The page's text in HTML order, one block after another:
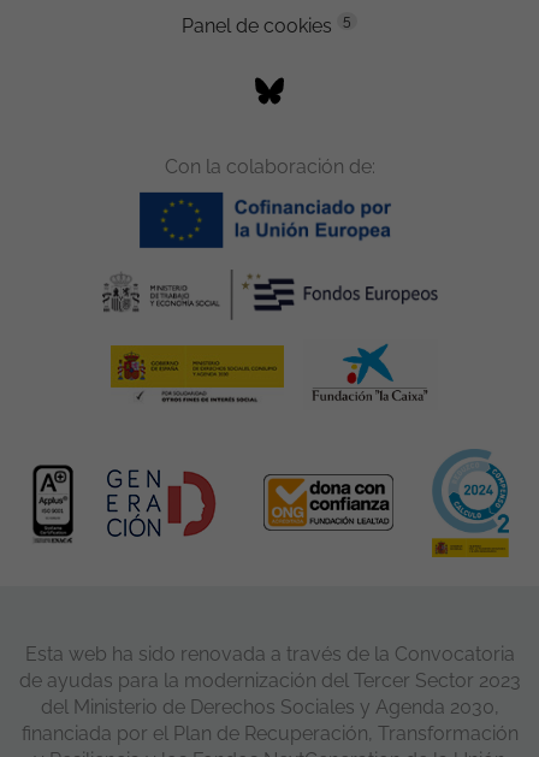
Panel de cookies
5
Con la colaboración de:
Esta web ha sido renovada a través de la Convocatoria
de ayudas para la modernización del Tercer Sector 2023
del Ministerio de Derechos Sociales y Agenda 2030,
financiada por el Plan de Recuperación, Transformación